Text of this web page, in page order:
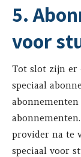
5.
voor
Tot slot zijn er
speciaal
provider na te
speciaal voor